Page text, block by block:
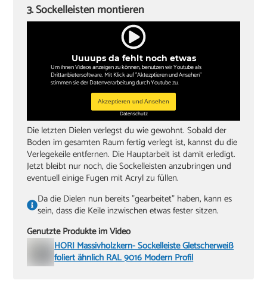
Uuuups da fehlt noch etwas
Um ihnen Videos anzeigen zu können, benutzen wir Youtube als
Drittanbietersoftware. Mit Klick auf "Aktezptieren und Ansehen"
stimmen sie der Datenverarbeitung durch Youtube zu.
Akzeptieren und Ansehen
Datenschutz
3. Sockelleisten montieren
Die letzten Dielen verlegst du wie gewohnt. Sobald der
Boden im gesamten Raum fertig verlegt ist, kannst du die
Verlegekeile entfernen. Die Hauptarbeit ist damit erledigt.
Jetzt bleibt nur noch, die Sockelleisten anzubringen und
eventuell einige Fugen mit Acryl zu füllen.
Da die Dielen nun bereits "gearbeitet" haben, kann es
sein, dass die Keile inzwischen etwas fester sitzen.
Genutzte Produkte im Video
HORI Massivholzkern- Sockelleiste Gletscherweiß
foliert ähnlich RAL 9016 Modern Profil